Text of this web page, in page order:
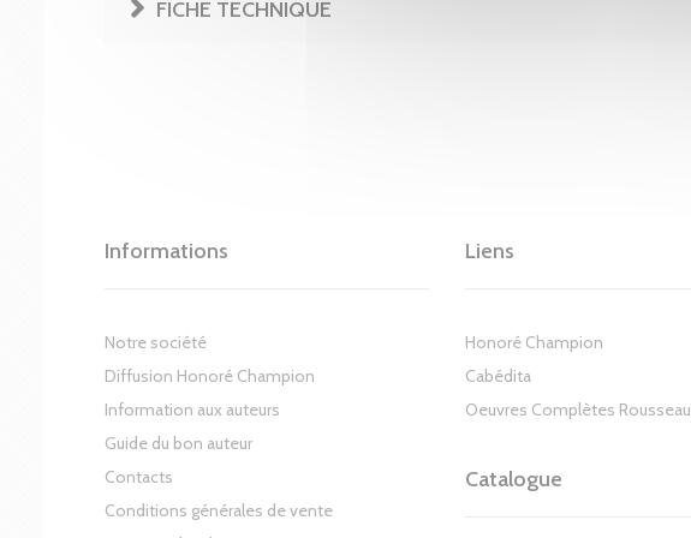
FICHE TECHNIQUE
Informations
Notre société
Diffusion Honoré Champion
Information aux auteurs
Guide du bon auteur
Contacts
Conditions générales de vente
Liens
Honoré Champion
Cabédita
Oeuvres Complètes Rousseau
Catalogue